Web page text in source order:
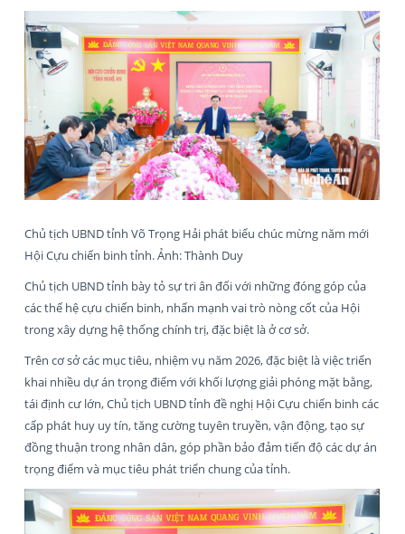
Chủ tịch UBND tỉnh Võ Trọng Hải phát biểu chúc mừng năm mới
Hội Cựu chiến binh tỉnh. Ảnh: Thành Duy
Chủ tịch UBND tỉnh bày tỏ sự tri ân đối với những đóng góp của
các thế hệ cựu chiến binh, nhấn mạnh vai trò nòng cốt của Hội
trong xây dựng hệ thống chính trị, đặc biệt là ở cơ sở.
Trên cơ sở các mục tiêu, nhiệm vụ năm 2026, đặc biệt là việc triển
khai nhiều dự án trọng điểm với khối lượng giải phóng mặt bằng,
tái định cư lớn, Chủ tịch UBND tỉnh đề nghị Hội Cựu chiến binh các
cấp phát huy uy tín, tăng cường tuyên truyền, vận động, tạo sự
đồng thuận trong nhân dân, góp phần bảo đảm tiến độ các dự án
trọng điểm và mục tiêu phát triển chung của tỉnh.